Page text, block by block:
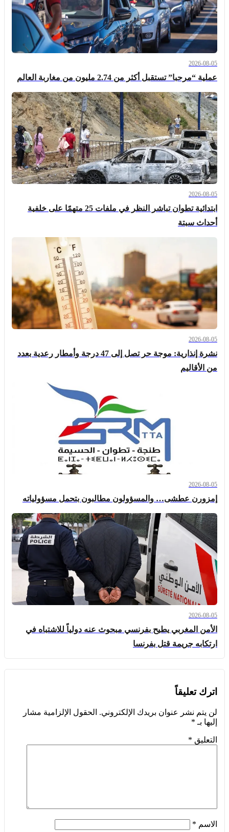
2026-08-05
عملية “مرحبا” تستقبل أكثر من 2.74 مليون من مغاربة العالم
2026-08-05
ابتدائية تطوان تباشر النظر في ملفات 25 متهمًا على خلفية
أحداث سبتة
2026-08-05
نشرة إنذارية: موجة حر تصل إلى 47 درجة وأمطار رعدية بعدد
من الأقاليم
2026-08-05
إمزورن عطشى… والمسؤولون مطالبون بتحمل مسؤولياته
2026-08-05
الأمن المغربي يطيح بفرنسي مبحوث عنه دولياً للاشتباه في
ارتكابه جريمة قتل بفرنسا
اترك تعليقاً
لن يتم نشر عنوان بريدك الإلكتروني. الحقول الإلزامية مشار
إليها بـ *
التعليق *
الاسم *